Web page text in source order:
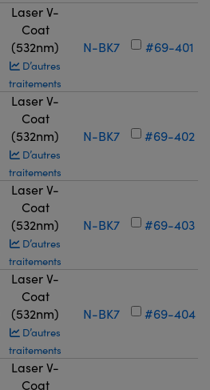
Laser V-
Coat
(532nm)
D’autres
traitements
N-BK7 #69-401
Laser V-
Coat
(532nm)
D’autres
traitements
N-BK7 #69-402
Laser V-
Coat
(532nm)
D’autres
traitements
N-BK7 #69-403
Laser V-
Coat
(532nm)
D’autres
traitements
N-BK7 #69-404
Laser V-
Coat